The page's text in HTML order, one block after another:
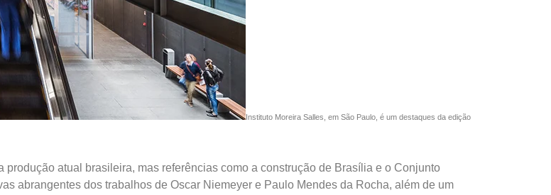
Instituto Moreira Salles, em São Paulo, é um destaques da edição
atual brasileira, mas referências como a construção de Brasília e o Conjunto
abrangentes dos trabalhos de Oscar Niemeyer e Paulo Mendes da Rocha, além de um